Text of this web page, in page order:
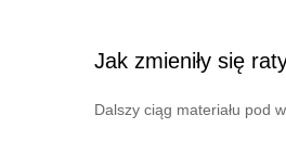
Jak zmieniły się
Dalszy ciąg materiału pod